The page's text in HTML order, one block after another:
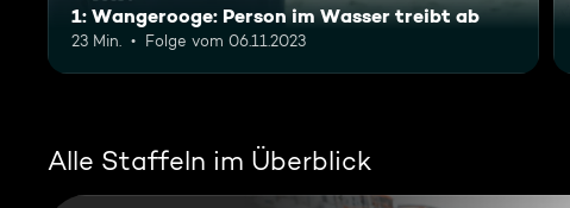
1: Wangerooge: Person im Wasser treibt ab
23 Min. Folge vom 06.11.2023
Alle Staffeln im Überblick